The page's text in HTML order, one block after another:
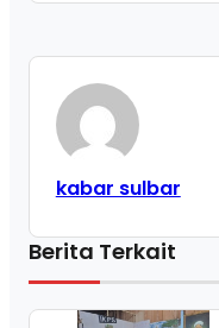
kabar sulbar
Berita Terkait